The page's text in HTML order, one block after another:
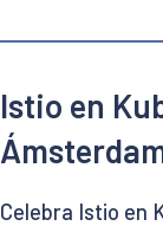
Istio en
Celebra Istio en